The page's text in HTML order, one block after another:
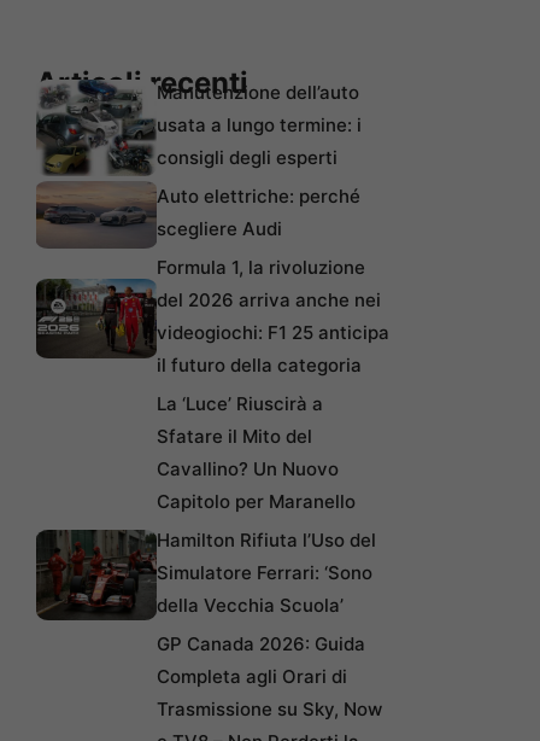
Articoli recentiManutenzione dell’auto
usata a lungo termine: i
consigli degli esperti
Auto elettriche: perché
scegliere Audi
Formula 1, la rivoluzione
del 2026 arriva anche nei
videogiochi: F1 25 anticipa
il futuro della categoria
La ‘Luce’ Riuscirà a
Sfatare il Mito del
Cavallino? Un Nuovo
Capitolo per Maranello
Hamilton Rifiuta l’Uso del
Simulatore Ferrari: ‘Sono
della Vecchia Scuola’
GP Canada 2026: Guida
Completa agli Orari di
Trasmissione su Sky, Now